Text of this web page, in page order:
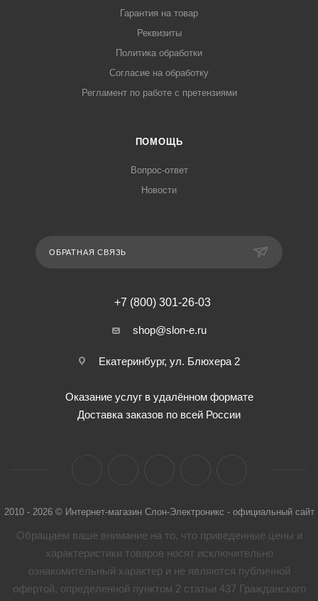
Гарантия на товар
Реквизиты
Политика обработки
Согласие на обработку
Регламент по работе с претензиями
ПОМОЩЬ
Вопрос-ответ
Новости
ОБРАТНАЯ СВЯЗЬ
+7 (800) 301-26-03
shop@slon-e.ru
Екатеринбург, ул. Блюхера 2
Оказание услуг в удалённом формате
Доставка заказов по всей России
2010 - 2026 © Интернет-магазин Слон-Электроникс - официальный сайт
Обращаем ваше внимание на то, что приведенные цены и
характеристики товaров носят исключительно
ознакомительный характер и не являются публичной
офертой, определенной пунктом 2 статьи 437 Гражданского